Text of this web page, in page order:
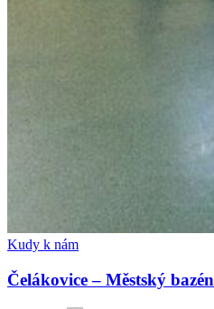
Kudy k nám
Čelákovice – Městský bazén